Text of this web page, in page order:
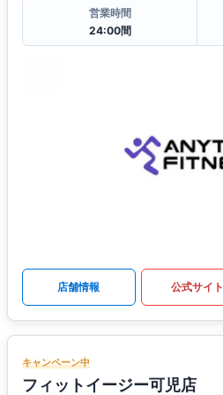
営業時間
24:00間
店舗情報 公式サイト
キャンペーン中
フィットイージー可児店